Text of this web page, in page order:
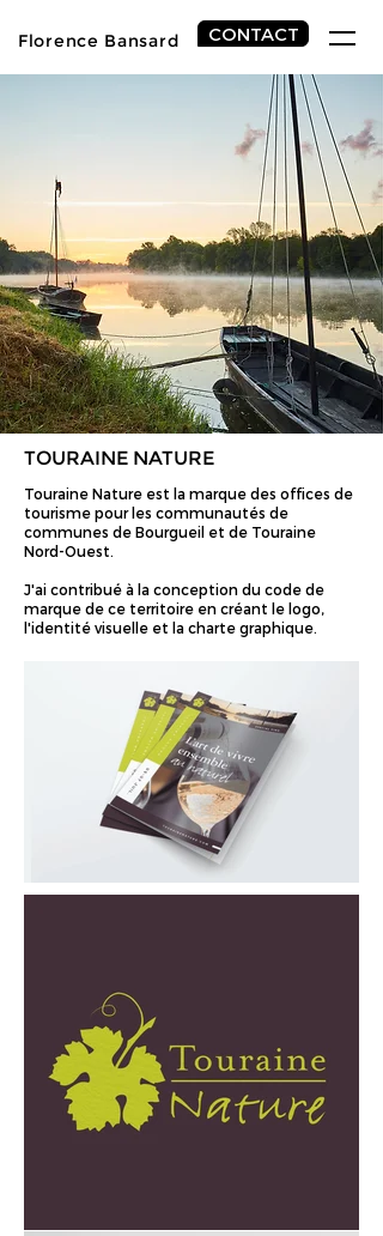
Florence Bansard CONTACT
TOURAINE NATURE
Touraine Nature est la marque des offices de
tourisme pour les communautés de
communes de Bourgueil et de Touraine
Nord-Ouest.
J'ai contribué à la conception du code de
marque de ce territoire en créant le logo,
l'identité visuelle et la charte graphique.